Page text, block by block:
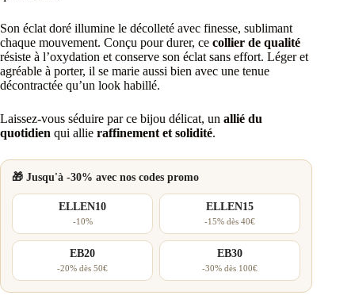
Son éclat doré illumine le décolleté avec finesse, sublimant
chaque mouvement. Conçu pour durer, ce collier de qualité
résiste à l’oxydation et conserve son éclat sans effort. Léger et
agréable à porter, il se marie aussi bien avec une tenue
décontractée qu’un look habillé.
Laissez-vous séduire par ce bijou délicat, un allié du
quotidien qui allie raffinement et solidité.
🎁 Jusqu'à -30% avec nos codes promo
ELLEN10
-10%
ELLEN15
-15% dès 40€
EB20
-20% dès 50€
EB30
-30% dès 100€